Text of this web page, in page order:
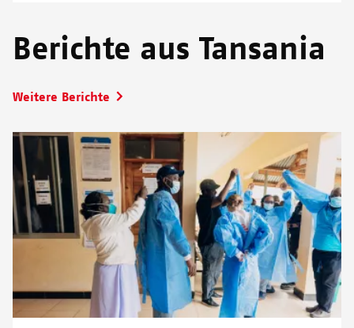
Berichte aus Tansania
Weitere Berichte